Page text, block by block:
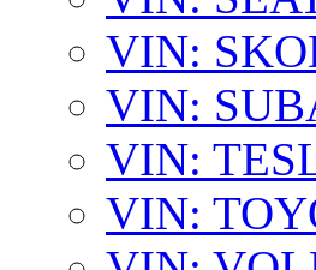
VIN:
VIN:
VIN:
VIN: